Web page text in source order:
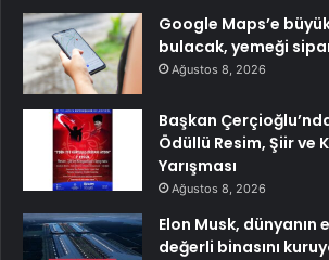
Google Maps’e
bulacak, yemeği
Ağustos 8, 2026
Başkan
Ödüllü Resim, Şiir ve
Yarışması
Ağustos 8, 2026
Elon Musk, dünyanın
değerli binasını